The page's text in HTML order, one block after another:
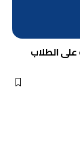
على الطلاب